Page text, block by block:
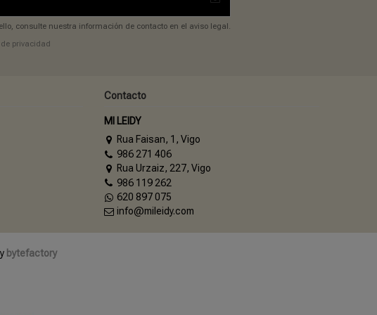
consulte nuestra información de contacto en el aviso legal.
privacidad
Contacto
MI LEIDY
Rua Faisan, 1, Vigo
986 271 406
Rua Urzaiz, 227, Vigo
986 119 262
620 897 075
info@mileidy.com
bytefactory